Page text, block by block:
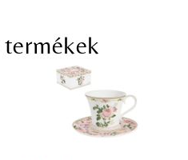
termékek